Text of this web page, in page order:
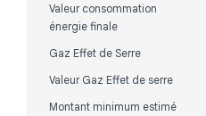
Valeur consommation
énergie finale
Gaz Effet de Serre
Valeur Gaz Effet de serre
Montant minimum estimé